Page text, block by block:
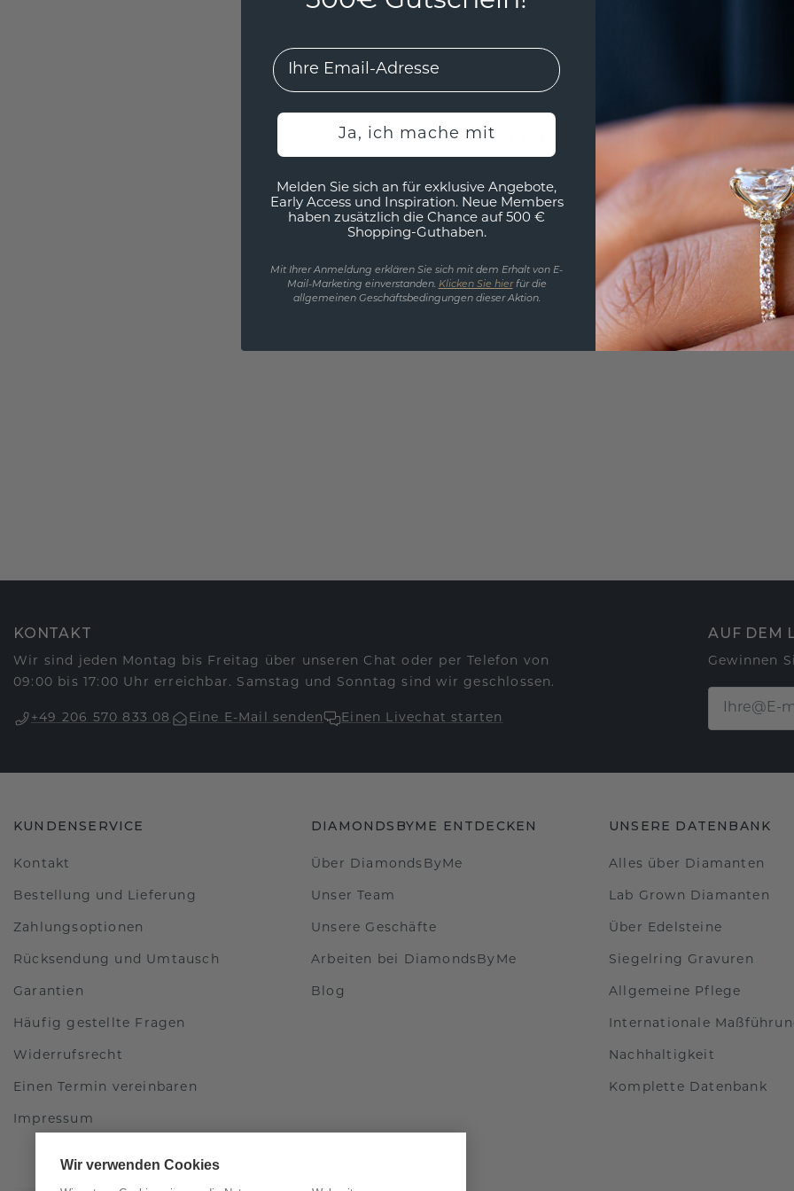
FOLGE UNS AUF INSTAGRAM
KONTAKT
Wir sind jeden Montag bis Freitag über unseren Chat oder per Telefon von
09:00 bis 17:00 Uhr erreichbar. Samstag und Sonntag sind wir geschlossen.
+49 206 570 833 08 Eine E-Mail senden Einen Livechat starten
AUF DEM
Gewinnen
KUNDENSERVICE
Kontakt
Bestellung und Lieferung
Zahlungsoptionen
Rücksendung und Umtausch
Garantien
Häufig gestellte Fragen
Widerrufsrecht
Einen Termin vereinbaren
Impressum
DIAMONDSBYME ENTDECKEN
Über DiamondsByMe
Unser Team
Unsere Geschäfte
Arbeiten bei DiamondsByMe
Blog
UNSERE DATENBANK
Alles über Diamanten
Lab Grown Diamanten
Über Edelsteine
Siegelring Gravuren
Allgemeine Pflege
Internationale
Nachhaltigkeit
Komplette Datenbank
Wir verwenden Cookies
EMail
Ja, ich mache mit
Melden Sie sich an für exklusive Angebote,
Early Access und Inspiration. Neue Members
haben zusätzlich die Chance auf 500 €
Shopping-Guthaben.
Mit Ihrer Anmeldung erklären Sie sich mit dem Erhalt von E-
Mail-Marketing einverstanden. Klicken Sie hierfür die
allgemeinen Geschäftsbedingungen dieser Aktion.